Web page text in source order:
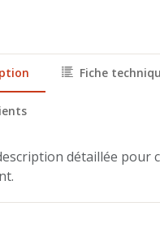
Fiche
détaillée pour